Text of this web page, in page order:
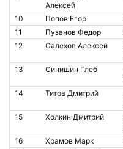
Алексей
10 Попов Егор
11
Пузанов Федор
12
Салехов Алексей
13 Синишин Глеб
14 Титов Дмитрий
15 Холкин Дмитрий
16 Храмов Марк